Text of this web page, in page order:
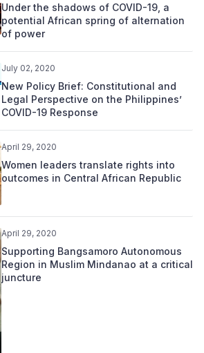
Under the shadows of COVID-19, a
potential African spring of alternation
of power
July 02, 2020
New Policy Brief: Constitutional and
Legal Perspective on the Philippines’
COVID-19 Response
April 29, 2020
Women leaders translate rights into
outcomes in Central African Republic
April 29, 2020
Supporting Bangsamoro Autonomous
Region in Muslim Mindanao at a critical
juncture